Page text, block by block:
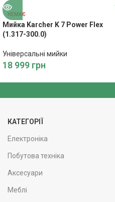
НЕМАЄ
Мийка Karcher K 7 Power Flex
(1.317-300.0)
Універсальні мийки
18 999 грн
КАТЕГОРІЇ
Електроніка
Побутова техніка
Аксесуари
Меблі